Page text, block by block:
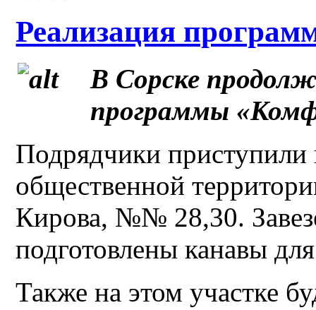
Реализация
В Сорске
программы
Подрядчики приступили
общественной
Кирова, №№ 28,30.
подготовлены канавы
Также на этом участке